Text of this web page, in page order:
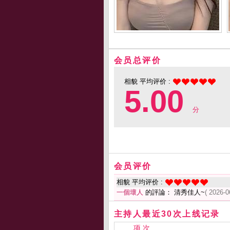
会员总评价
相貌 平均评价 :
5.00 分
会员评价
相貌 平均评价 :
一個壞人 的評論： 清秀佳人~( 2026-
主持人最近30次上线记录
项 次